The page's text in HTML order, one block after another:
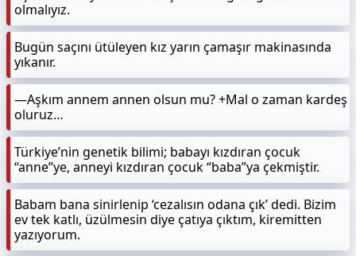
olmalıyız.
Bugün saçını ütüleyen kız yarın çamaşır makinasında
yıkanır.
—Aşkım annem annen olsun mu? +Mal o zaman kardeş
oluruz…
Türkiye’nin genetik bilimi; babayı kızdıran çocuk
“anne”ye, anneyi kızdıran çocuk “baba”ya çekmiştir.
Babam bana sinirlenip ‘cezalısın odana çık’ dedi. Bizim
ev tek katlı, üzülmesin diye çatıya çıktım, kiremitten
yazıyorum.